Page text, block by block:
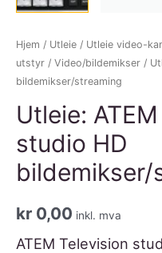
Hjem / Utleie / Utleie video-
utstyr / Video/bildemikser /
bildemikser/streaming
Utleie:
studio HD
bildemikser/
kr 0,00 inkl. mva
ATEM Television